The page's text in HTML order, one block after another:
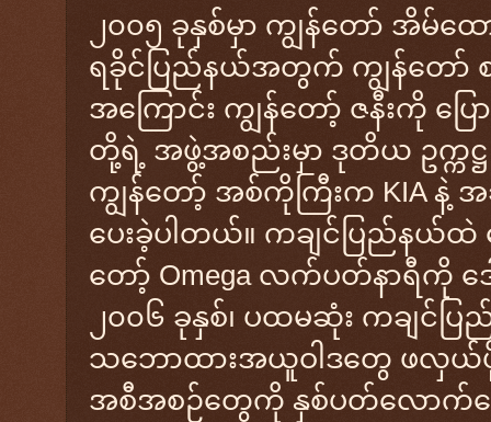
၂၀၀၅ ခုနှစ်မှာ ကျွန်တော် အိမ်ထော
ရခိုင်ပြည်နယ်အတွက် ကျွန်တော်
အကြောင်း ကျွန်တော့် ဇနီးကို ပြ
တို့ရဲ့ အဖွဲ့အစည်းမှာ ဒုတိယ ဥက္ကဋ္
ကျွန်တော့် အစ်ကိုကြီးက KIA
ပေးခဲ့ပါတယ်။ ကချင်ပြည်နယ်ထဲ
တော့် Omega လက်ပတ်နာရီကို ဒ
၂၀၀၆ ခုနှစ်၊ ပထမဆုံး ကချင်ပ
သဘောထားအယူဝါဒတွေ ဖလှယ်
အစီအစဉ်တွေကို နှစ်ပတ်လောက်လ